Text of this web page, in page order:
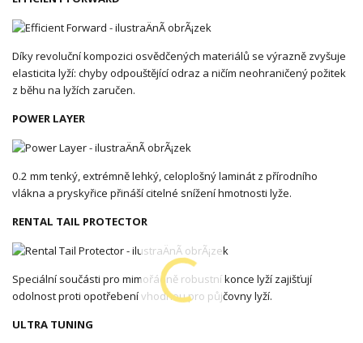
Díky revoluční kompozici osvědčených materiálů se výrazně zvyšuje
elasticita lyží: chyby odpouštějící odraz a ničím neohraničený požitek
z běhu na lyžích zaručen.
POWER LAYER
0.2 mm tenký, extrémně lehký, celoplošný laminát z přírodního
vlákna a pryskyřice přináší citelné snížení hmotnosti lyže.
RENTAL TAIL PROTECTOR
Speciální součásti pro mimořádně robustní konce lyží zajišťují
odolnost proti opotřebení vhodnou pro půjčovny lyží.
ULTRA TUNING